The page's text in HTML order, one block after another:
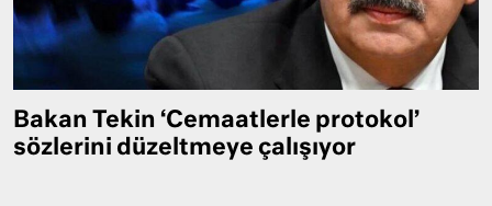
Bakan Tekin ‘Cemaatlerle protokol’
sözlerini düzeltmeye çalışıyor